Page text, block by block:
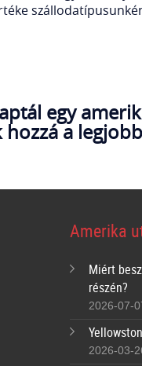
egy
a
Amerika
Miért
részén?
2026-07-
2026-03-